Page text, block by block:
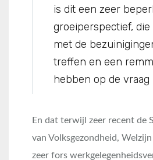
is dit een zeer
groeiperspectief,
met de
treffen en een
hebben op de vraag
En dat terwijl zeer recent de
van Volksgezondheid,
zeer fors